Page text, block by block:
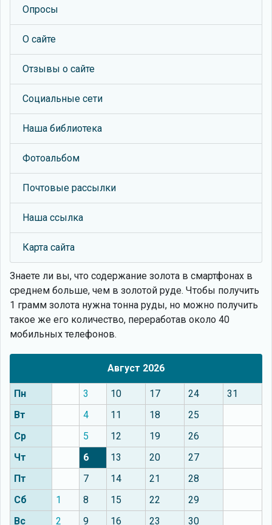
Опросы
О сайте
Отзывы о сайте
Социальные сети
Наша библиотека
Фотоальбом
Почтовые рассылки
Наша ссылка
Карта сайта
Знаете ли вы, что содержание золота в смартфонах в
среднем больше, чем в золотой руде. Чтобы получить
1 грамм золота нужна тонна руды, но можно получить
такое же его количество, переработав около 40
мобильных телефонов.
Август 2026
Пн 3 10 17 24
31
Вт
4 11 18
25
Ср
5 12 19
26
Чт
6 13 20
27
Пт
7 14 21
28
Сб
1 8 15 22
29
Вс
2 9 16 23 30